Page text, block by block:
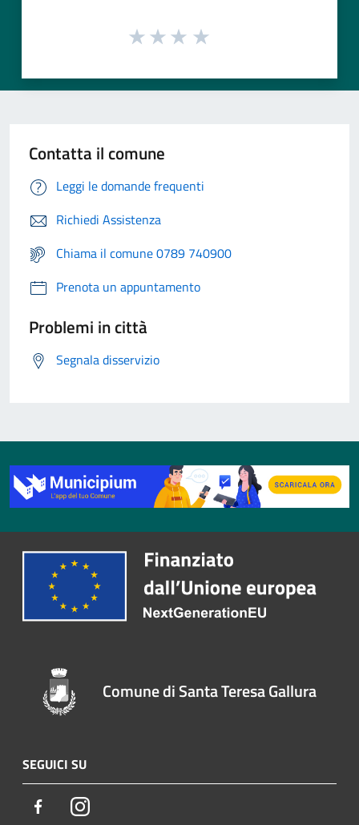
Contatta il comune
Leggi le domande frequenti
Richiedi Assistenza
Chiama il comune 0789 740900
Prenota un appuntamento
Problemi in città
Segnala disservizio
Comune di Santa Teresa Gallura
SEGUICI SU
FacebookInstagram